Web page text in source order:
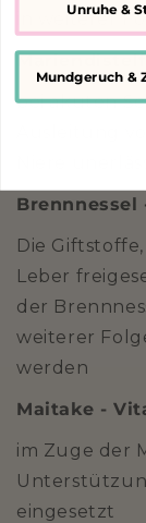
in weiterer
bei akuten
Ausleitung
Die
Leber
der
weiterer
werden
Maitake -
im Zuge der
eingesetzt